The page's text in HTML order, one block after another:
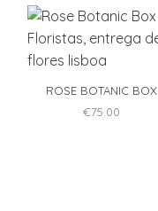
ROSE BOTANIC BOX
€75.00